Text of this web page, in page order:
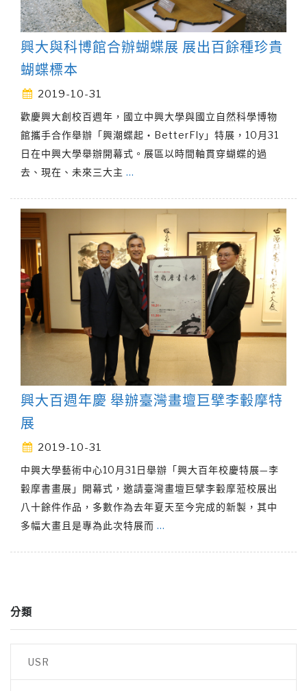
興大與科博館合辦蝴蝶展 展出百餘種珍貴
蝴蝶標本
2019-10-31
歡慶興大創校百週年，國立中興大學與國立自然科學博物
館攜手合作舉辦「興潮蝶起‧BetterFly」特展，10月31
日在中興大學舉辦開幕式。展區以時間軸貫穿蝴蝶的過
去、現在、未來三大主 …
興大百週年慶 舉辦臺灣畫壇巨擘李轂摩特
展
2019-10-31
中興大學藝術中心10月31日舉辦「興大百年校慶特展—李
轂摩書畫展」開幕式，邀請臺灣畫壇巨擘李轂摩蒞校展出
八十餘件作品，多數作為去年夏天至今完成的新製，其中
多幅大畫且是專為此次特展而 …
分類
USR